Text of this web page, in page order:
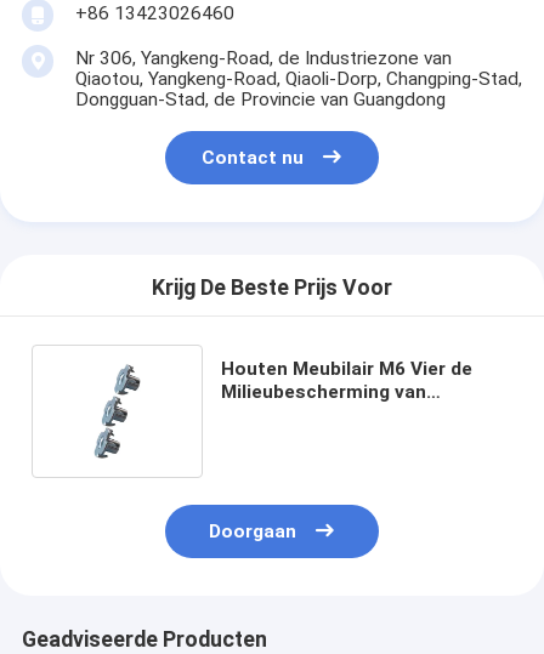
+86 13423026460
Nr 306, Yangkeng-Road, de Industriezone van
Qiaotou, Yangkeng-Road, Qiaoli-Dorp, Changping-Stad,
Dongguan-Stad, de Provincie van Guangdong
Contact nu
Krijg De Beste Prijs Voor
Houten Meubilair M6 Vier de
Milieubescherming van
Doorgaan
Geadviseerde Producten